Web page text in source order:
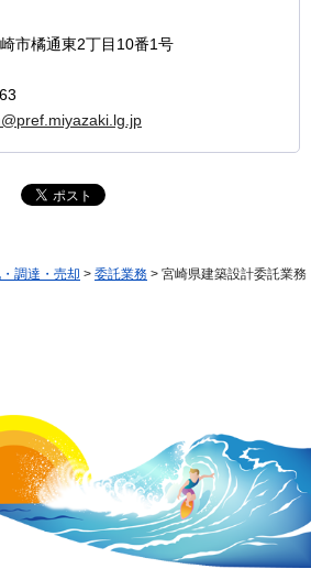
市橘通東2丁目10番1号
調達・売却 > 委託業務 > 宮崎県建築設計委託業務